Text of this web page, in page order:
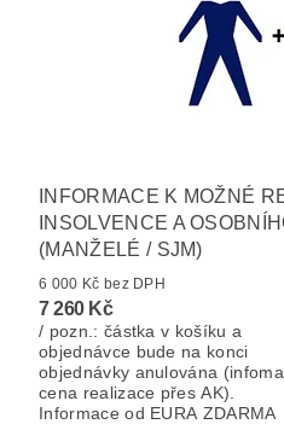
INFORMACE K MOŽNÉ
INSOLVENCE A
(MANŽELÉ / SJM)
6 000 Kč bez DPH
7 260 Kč
/ pozn.: částka v košíku a
objednávce bude na konci
objednávky anulována
cena realizace přes AK).
Informace od EURA ZDARMA